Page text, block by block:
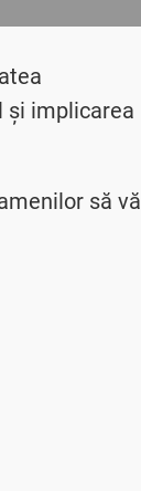
și implicarea
să vă